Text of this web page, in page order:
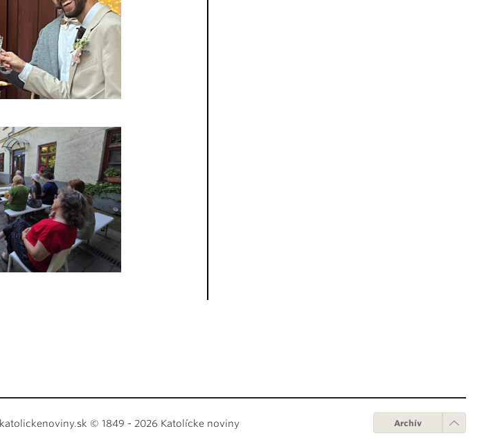
katolickenoviny.sk © 1849 - 2026 Katolícke noviny Archív